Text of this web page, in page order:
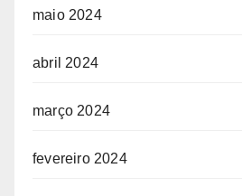
maio 2024
abril 2024
março 2024
fevereiro 2024